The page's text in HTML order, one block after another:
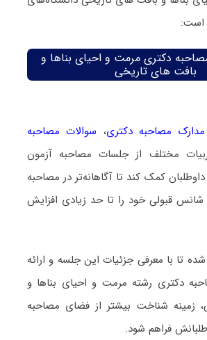
است:
دکتری مرمت و احیای بناها و
بافت های تاریخی
مدارک مصاحبه دکتری، سوالات مصاحبه
مختلف از جلسات مصاحبه آزمون
کمک کند تا آگاهانه‌تر در مصاحبه
قبولی خود را تا حد زیادی افزایش
تا با معرفی جزئیات این جلسه و ارائه
دکتری رشته مرمت و احیای بناها و
زمینه شناخت بیشتر از فضای مصاحبه
فراهم شود.